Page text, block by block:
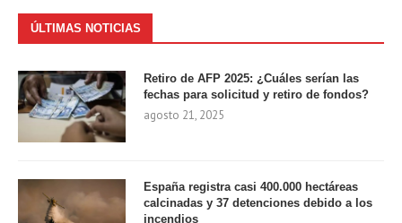
ÚLTIMAS NOTICIAS
Retiro de AFP 2025: ¿Cuáles serían las
fechas para solicitud y retiro de fondos?
agosto 21, 2025
España registra casi 400.000 hectáreas
calcinadas y 37 detenciones debido a los
incendios